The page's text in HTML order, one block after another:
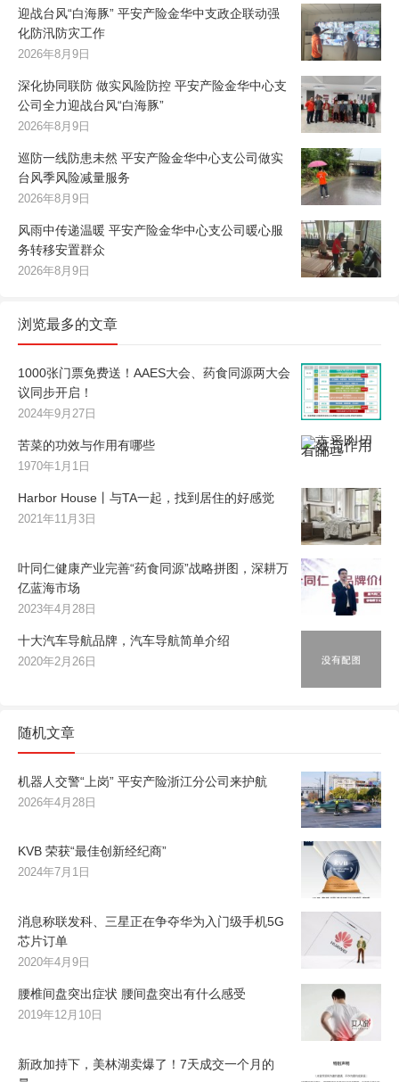
迎战台风“白海豚” 平安产险金华中支政企联动强
化防汛防灾工作
2026年8月9日
深化协同联防 做实风险防控 平安产险金华中心支
公司全力迎战台风“白海豚”
2026年8月9日
巡防一线防患未然 平安产险金华中心支公司做实
台风季风险减量服务
2026年8月9日
风雨中传递温暖 平安产险金华中心支公司暖心服
务转移安置群众
2026年8月9日
浏览最多的文章
1000张门票免费送！AAES大会、药食同源两大会
议同步开启！
2024年9月27日
苦菜的功效与作用有哪些
1970年1月1日
Harbor House丨与TA一起，找到居住的好感觉
2021年11月3日
叶同仁健康产业完善“药食同源”战略拼图，深耕万
亿蓝海市场
2023年4月28日
十大汽车导航品牌，汽车导航简单介绍
2020年2月26日
随机文章
机器人交警“上岗” 平安产险浙江分公司来护航
2026年4月28日
KVB 荣获“最佳创新经纪商”
2024年7月1日
消息称联发科、三星正在争夺华为入门级手机5G
芯片订单
2020年4月9日
腰椎间盘突出症状 腰间盘突出有什么感受
2019年12月10日
新政加持下，美林湖卖爆了！7天成交一个月的